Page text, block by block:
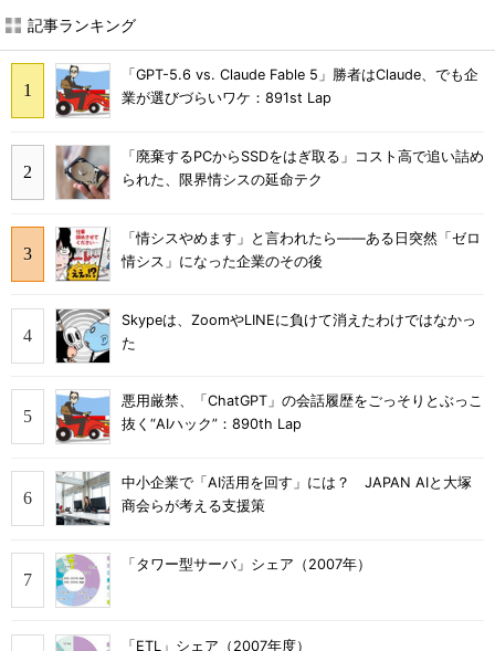
記事ランキング
「GPT-5.6 vs. Claude Fable 5」勝者はClaude、でも企
業が選びづらいワケ：891st Lap
「廃棄するPCからSSDをはぎ取る」コスト高で追い詰め
られた、限界情シスの延命テク
「情シスやめます」と言われたら――ある日突然「ゼロ
情シス」になった企業のその後
Skypeは、ZoomやLINEに負けて消えたわけではなかっ
た
悪用厳禁、「ChatGPT」の会話履歴をごっそりとぶっこ
抜く“AIハック”：890th Lap
中小企業で「AI活用を回す」には？ JAPAN AIと大塚
商会らが考える支援策
「タワー型サーバ」シェア（2007年）
「ETL」シェア（2007年度）